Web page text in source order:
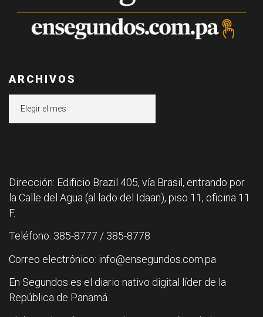
ARCHIVOS
Dirección: Edificio Brazil 405, vía Brasil, entrando por
la Calle del Agua (al lado del Idaan), piso 11, oficina 11
F.
Teléfono: 385-8777 / 385-8778
Correo electrónico: info@ensegundos.com.pa
En Segundos es el diario nativo digital líder de la
República de Panamá.